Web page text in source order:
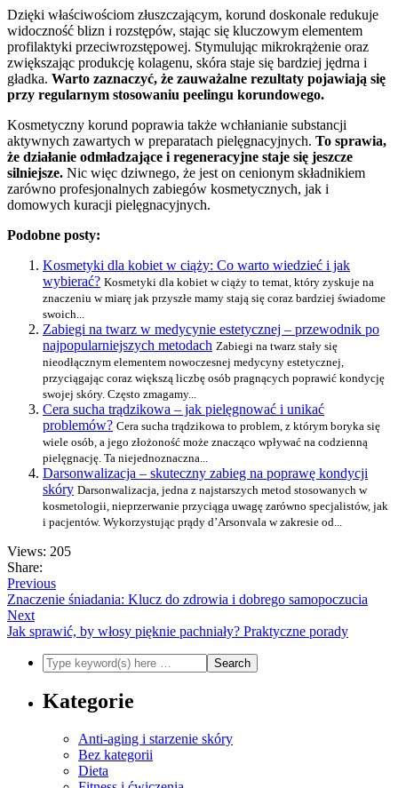
Dzięki właściwościom złuszczającym, korund doskonale redukuje
widoczność blizn i rozstępów, stając się kluczowym elementem
profilaktyki przeciwrozstępowej. Stymulując mikrokrążenie oraz
zwiększając produkcję kolagenu, skóra staje się bardziej jędrna i
gładka. Warto zaznaczyć, że zauważalne rezultaty pojawiają się
przy regularnym stosowaniu peelingu korundowego.
Kosmetyczny korund poprawia także wchłanianie substancji
aktywnych zawartych w preparatach pielęgnacyjnych. To sprawia,
że działanie odmładzające i regeneracyjne staje się jeszcze
silniejsze. Nic więc dziwnego, że jest on cenionym składnikiem
zarówno profesjonalnych zabiegów kosmetycznych, jak i
domowych kuracji pielęgnacyjnych.
Podobne posty:
Kosmetyki dla kobiet w ciąży: Co warto wiedzieć i jak
wybierać? Kosmetyki dla kobiet w ciąży to temat, który zyskuje na
znaczeniu w miarę jak przyszłe mamy stają się coraz bardziej świadome
swoich...
Zabiegi na twarz w medycynie estetycznej – przewodnik po
najpopularniejszych metodach Zabiegi na twarz stały się
nieodłącznym elementem nowoczesnej medycyny estetycznej,
przyciągając coraz większą liczbę osób pragnących poprawić kondycję
swojej skóry. Często zmagamy...
Cera sucha trądzikowa – jak pielęgnować i unikać
problemów? Cera sucha trądzikowa to problem, z którym boryka się
wiele osób, a jego złożoność może znacząco wpływać na codzienną
pielęgnację. Ta niejednoznaczna...
Darsonwalizacja – skuteczny zabieg na poprawę kondycji
skóry Darsonwalizacja, jedna z najstarszych metod stosowanych w
kosmetologii, nieprzerwanie przyciąga uwagę zarówno specjalistów, jak
i pacjentów. Wykorzystując prądy d’Arsonvala w zakresie od...
Views: 205
Share:
Previous
Znaczenie śniadania: Klucz do zdrowia i dobrego samopoczucia
Next
Jak sprawić, by włosy pięknie pachniały? Praktyczne porady
Kategorie
Anti-aging i starzenie skóry
Bez kategorii
Dieta